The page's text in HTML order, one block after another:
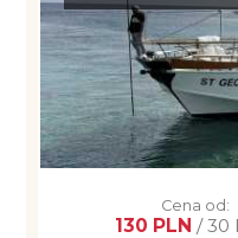
Cena od:
130 PLN / 30